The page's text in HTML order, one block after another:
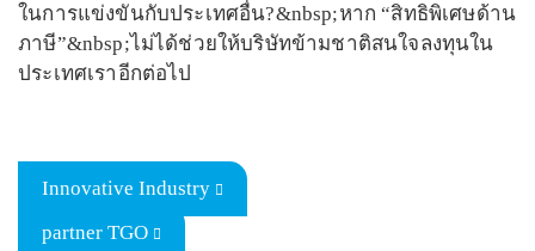
ในการแข่งขันกับประเทศอื่น?&nbsp;หาก “สิทธิพิเศษด้าน
ภาษี”&nbsp;ไม่ได้ช่วยให้บริษัทข้ามชาติสนใจลงทุนใน
ประเทศเราอีกต่อไป
Innovative Industry
partner TGO